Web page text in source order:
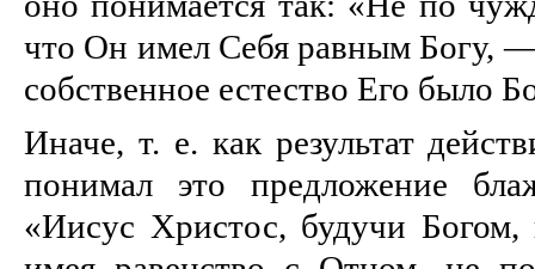
что Он имел Себя рав­ным Богу,
собственное естество Его было
Иначе, т. е. как результат
понимал это предложение
«Иисус Хри­стос, будучи Богом,